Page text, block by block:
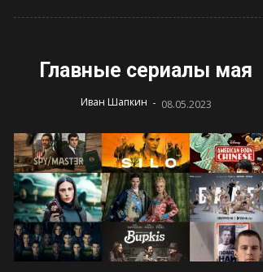
Главные сериалы мая
Иван Шапкин - 08.05.2023